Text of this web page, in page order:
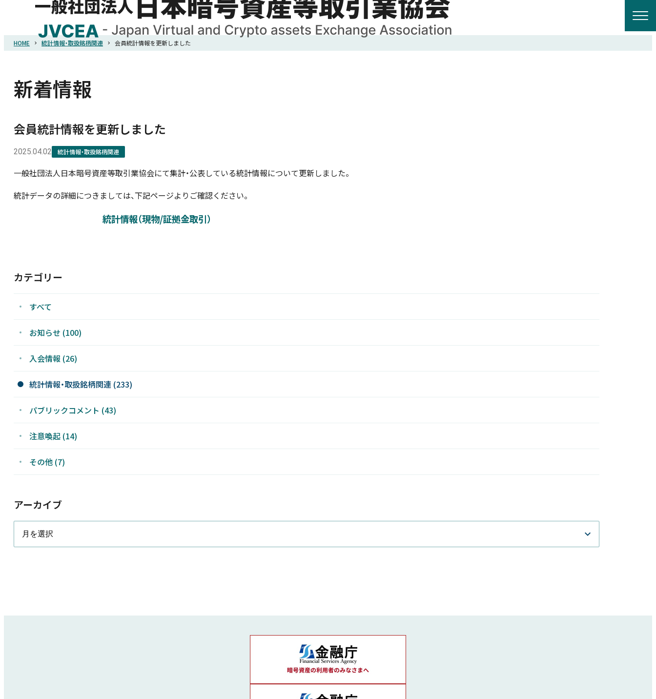
HOME
会員紹介
HOME 統計情報・取扱銘柄関連 会員統計情報を更新しました
新着情報
会員統計情報を更新しました
2025.04.02 統計情報・取扱銘柄関連
一般社団法人日本暗号資産等取引業協会にて集計・公表している統計情報について更新しました。
統計データの詳細につきましては、下記ページよりご確認ください。
統計情報（現物/証拠金取引）
カテゴリー
すべて
お知らせ (100)
入会情報 (26)
統計情報・取扱銘柄関連 (233)
パブリックコメント (43)
注意喚起 (14)
その他 (7)
アーカイブ